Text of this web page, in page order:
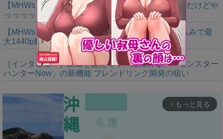
【MHWs】ゴールドエディションの値段今知ったんだけどや
っっっっっっすwwwww
【MHWs】「Switch2版モンハンワイルズはDLSS込みで最
大1440p動作」
［インタビュー］距離を超えて，一緒に狩る。「モンスター
ハンターNow」の新機能 フレンドリンク開発の狙い
arrow_forward_ios もっと見る